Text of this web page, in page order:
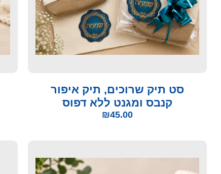
סט תיק שרוכים, תיק איפור
קנבס ומגנט ללא דפוס
₪45.00